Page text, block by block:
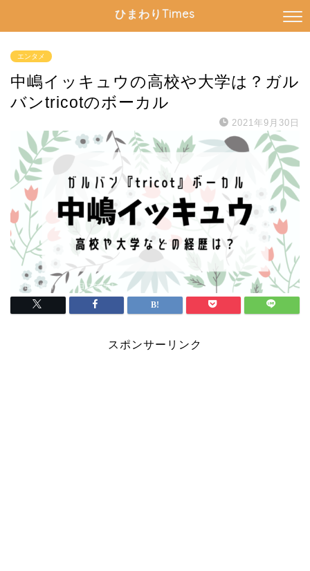
ひまわりTimes
エンタメ
中嶋イッキュウの高校や大学は？ガル
バンtricotのボーカル
2021年9月30日
スポンサーリンク